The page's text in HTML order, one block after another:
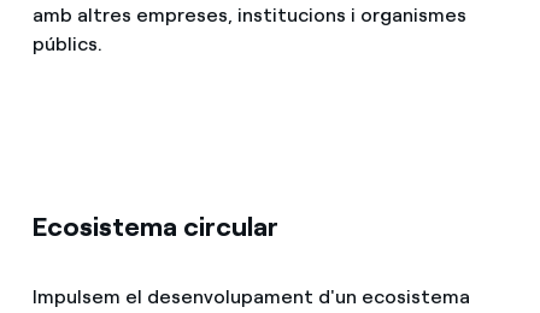
amb altres empreses, institucions i organismes
públics.
Ecosistema circular
Impulsem el desenvolupament d'un ecosistema